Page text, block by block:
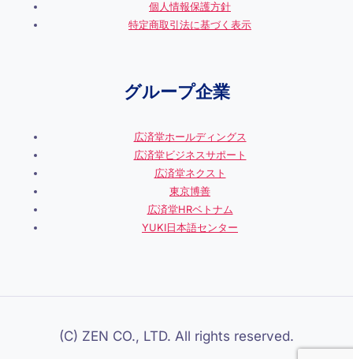
個人情報保護方針
特定商取引法に基づく表示
グループ企業
広済堂ホールディングス
広済堂ビジネスサポート
広済堂ネクスト
東京博善
広済堂HRベトナム
YUKI日本語センター
(C) ZEN CO., LTD. All rights reserved.